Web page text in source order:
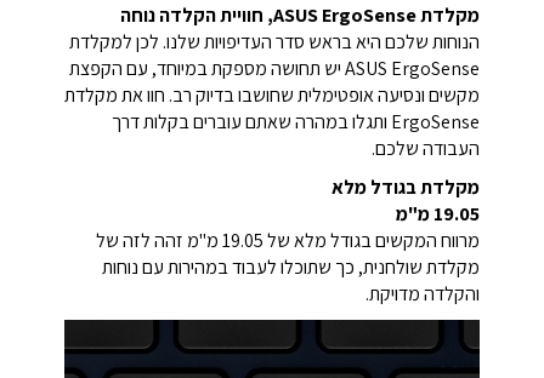
מקלדת ASUS ErgoSense, חוויית הקלדה נוחה
הנוחות שלכם היא בראש סדר העדיפויות שלנו. לכן למקלדת
ASUS ErgoSense יש תחושה מספקת במיוחד, עם הקפצת
מקשים ונסיעה אופטימלית שחושבו בדיוק רב. חוו את מקלדת
ErgoSense ותגלו במהרה שאתם עוברים בקלות דרך
העבודה שלכם.
מקלדת בגודל מלא
19.05 מ"מ
מרווח המקשים בגודל מלא של 19.05 מ"מ זהה לזה של
מקלדת שולחנית, כך שתוכלו לעבוד במהירות עם נוחות
והקלדה מדויקת.